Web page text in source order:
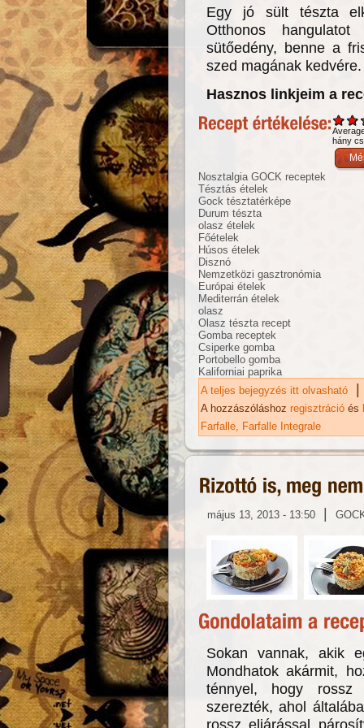
Egy jó sült tészta
Otthonos
sütőedény, benne a
szed magának kedvére.
Hasznos linkjeim a
hány
Nosztalgia GOCK receptek
Tésztás ételek
Gock tésztatérképe
Durum tészta
olasz ételek
Főételek
Húsos ételek
Disznó
Nemzetközi gasztronómia
Európai ételek
Mediterrán ételek
olasz
Olasz tészta recept
Gomba receptek
Csiperke gomba
Portobello gomba
Kaliforniai paprika
A teljes bejegyzés itt olvasható
|
A hozzászóláshoz regisztráció és
Farfalle
Farfalle Integrale
május 13, 2013 - 13:50 |
Sokan vannak, akik
Mondhatok akármit,
ténnyel, hogy rossz
szerezték, ahol
rossz eljárással